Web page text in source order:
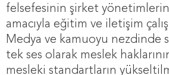
felsefesinin şirket
amacıyla eğitim ve iletişim
Medya ve kamuoyu nezdinde
tek ses olarak meslek
mesleki standartların